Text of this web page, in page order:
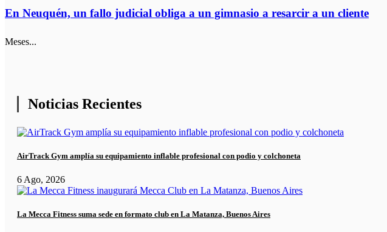
En Neuquén, un fallo judicial obliga a un gimnasio a resarcir a un cliente
Meses...
Noticias Recientes
AirTrack Gym amplía su equipamiento inflable profesional con podio y colchoneta
6 Ago, 2026
La Mecca Fitness suma sede en formato club en La Matanza, Buenos Aires